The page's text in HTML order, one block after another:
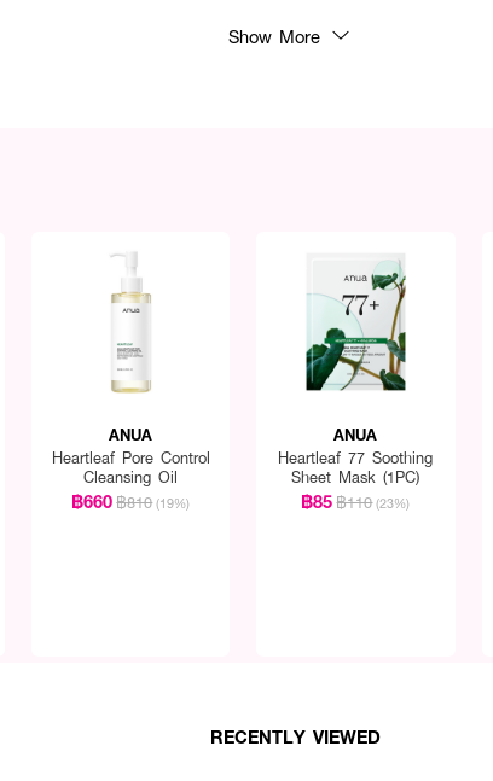
Show More
ANUA
Heartleaf Pore Control
Cleansing Oil
฿660฿810 (19%)
ANUA
Heartleaf 77 Soothing
Sheet Mask (1PC)
฿85฿110 (23%)
RECENTLY VIEWED